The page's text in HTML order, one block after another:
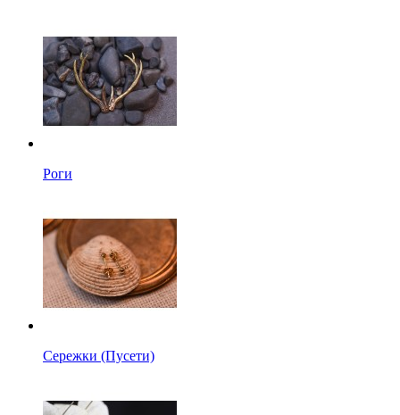
Роги
Сережки (Пусети)